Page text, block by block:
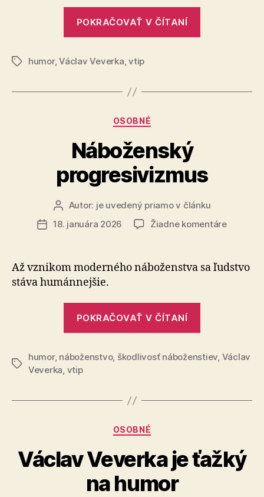
POKRAČOVAŤ V ČÍTANÍ
Značkyhumor,Václav Veverka,vtip
Kategórie
OSOBNÉ
Náboženský
progresivizmus
Autor
článku
Autor: je uvedený priamo v článku
Dátum
18. januára 2026 Žiadne komentárena
Až vznikom moderného náboženstva sa ľudstvo
stáva humánnejšie.
POKRAČOVAŤ V ČÍTANÍ
Značky
humor, náboženstvo, škodlivosť náboženstiev, Václav
Veverka, vtip
Kategórie
OSOBNÉ
Václav Veverka je ťažký
na humor